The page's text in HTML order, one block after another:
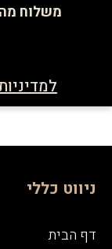
משלוח
ניווט כללי
דף הבית